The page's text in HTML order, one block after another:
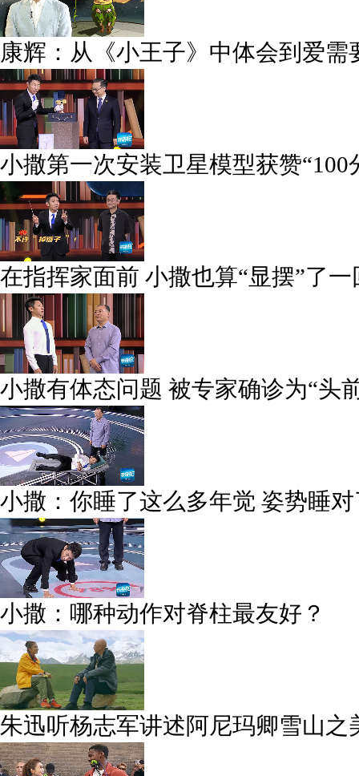
康辉：从《小王子》中体会到爱需
小撒第一次安装卫星模型获赞“100
在指挥家面前 小撒也算“显摆”了一
小撒有体态问题 被专家确诊为“头
小撒：你睡了这么多年觉 姿势睡
小撒：哪种动作对脊柱最友好？
朱迅听杨志军讲述阿尼玛卿雪山之